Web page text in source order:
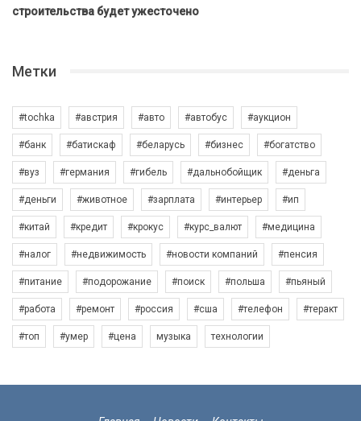
строительства будет ужесточено
Метки
#tochka #австрия #авто #автобус #аукцион
#банк #батискаф #беларусь #бизнес #богатство
#вуз #германия #гибель #дальнобойщик #деньга
#деньги #животное #зарплата #интерьер #ип
#китай #кредит #крокус #курс_валют #медицина
#налог #недвижимость #новости компаний #пенсия
#питание #подорожание #поиск #польша #пьяный
#работа #ремонт #россия #сша #телефон #теракт
#топ #умер #цена музыка технологии